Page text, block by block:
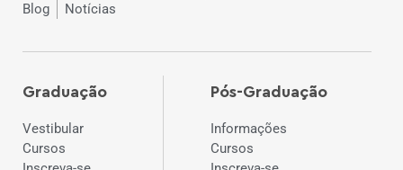
Blog
Notícias
Graduação
Vestibular
Cursos
Pós-Graduação
Informações
Cursos